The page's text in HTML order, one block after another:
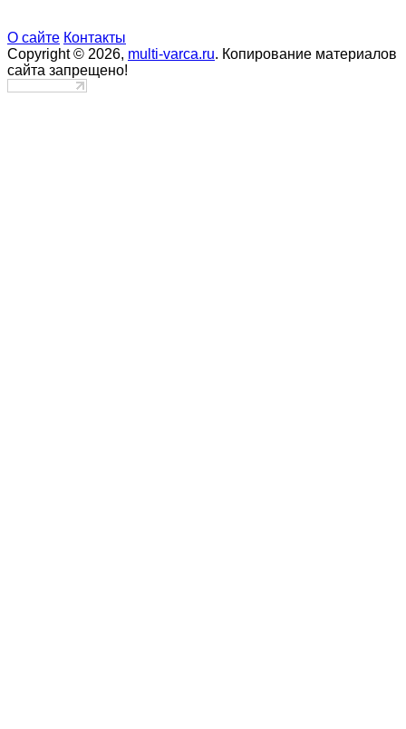
О сайте Контакты
Copyright © 2026, multi-varca.ru. Копирование материалов
сайта запрещено!